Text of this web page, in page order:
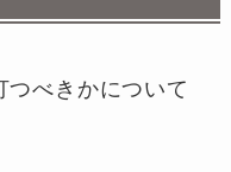
べきかについて